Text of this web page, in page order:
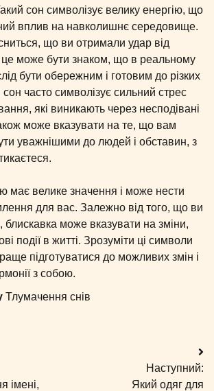
сон символізує велику енергію, що
вплив на навколишнє середовище.
що ви отримали удар від
це може бути знаком, що в реальному
бути обережним і готовим до різких
сон часто символізує сильний стрес
які виникають через несподівані
може вказувати на те, що вам
уважнішими до людей і обставин, з
має велике значення і може нести
для вас. Залежно від того, що ви
блискавка може вказувати на зміни,
події в житті. Зрозуміти ці символи
підготуватися до можливих змін і
з собою.
Тлумачення снів
імені,
Наступний:
Який одяг для